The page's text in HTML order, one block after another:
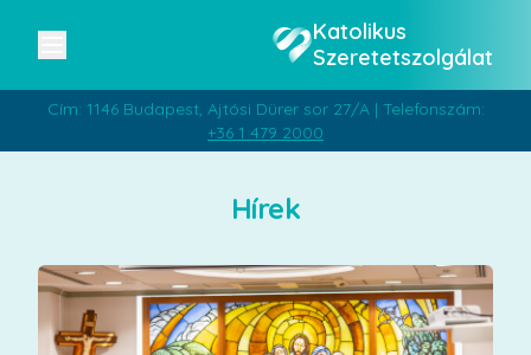
Katolikus
Szeretetszolgálat
Cím: 1146 Budapest, Ajtósi Dürer sor 27/A | Telefonszám:
+36 1 479 2000
Hírek